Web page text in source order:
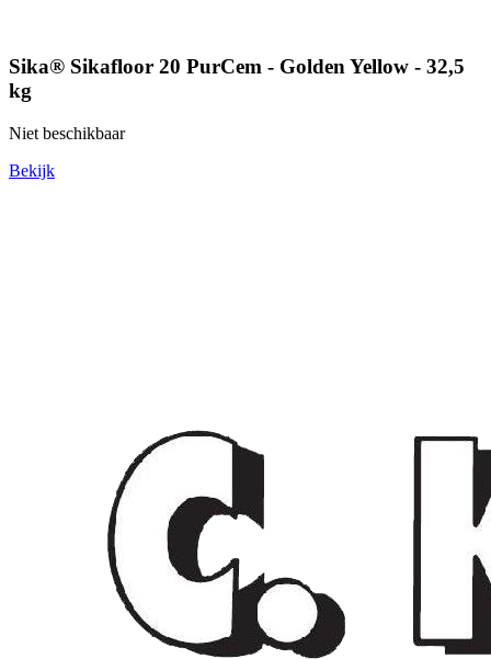
Sika® Sikafloor 20 PurCem - Golden Yellow - 32,5
kg
Niet beschikbaar
Bekijk